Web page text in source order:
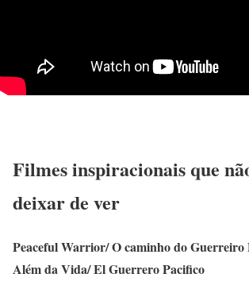
Filmes inspiracionais que
deixar de ver
Peaceful Warrior/ O caminho do Guerreiro
Além da Vida/ El Guerrero Pacifico